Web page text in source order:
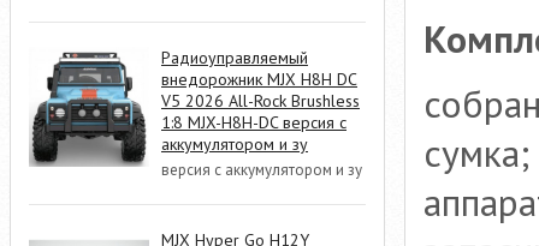
Радиоуправляемый
внедорожник MJX H8H DC
V5 2026 All-Rock Brushless
1:8 MJX-H8H-DC версия с
аккумулятором и зу
версия с аккумулятором и зу
MJX Hyper Go H12Y
сумка;